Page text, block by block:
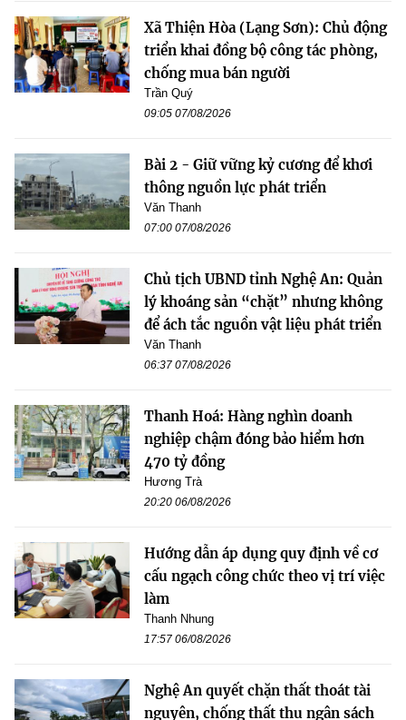
Xã Thiện Hòa (Lạng Sơn): Chủ động
triển khai đồng bộ công tác phòng,
chống mua bán người
Trần Quý
09:05 07/08/2026
Bài 2 - Giữ vững kỷ cương để khơi
thông nguồn lực phát triển
Văn Thanh
07:00 07/08/2026
Chủ tịch UBND tỉnh Nghệ An: Quản
lý khoáng sản “chặt” nhưng không
để ách tắc nguồn vật liệu phát triển
Văn Thanh
06:37 07/08/2026
Thanh Hoá: Hàng nghìn doanh
nghiệp chậm đóng bảo hiểm hơn
470 tỷ đồng
Hương Trà
20:20 06/08/2026
Hướng dẫn áp dụng quy định về cơ
cấu ngạch công chức theo vị trí việc
làm
Thanh Nhung
17:57 06/08/2026
Nghệ An quyết chặn thất thoát tài
nguyên, chống thất thu ngân sách